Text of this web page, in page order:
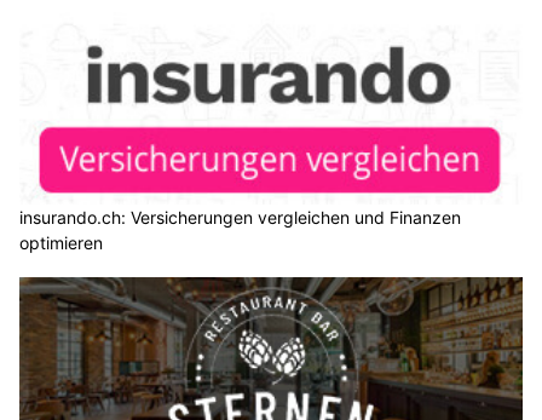
insurando.ch: Versicherungen vergleichen und Finanzen
optimieren